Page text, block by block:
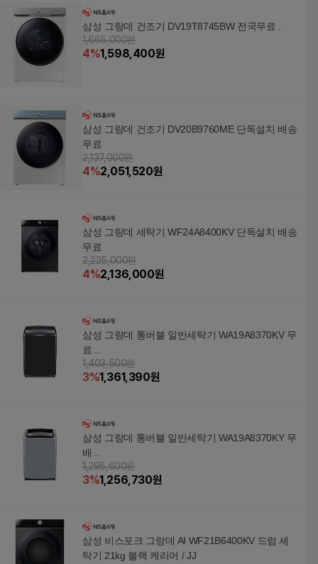
삼성 그랑데 건조기 DV19T8745BW 전국무료 .
1,665,000원
4%1,598,400원
삼성 그랑데 건조기 DV20B9760ME 단독설치 배송
무료
2,137,000원
4%2,051,520원
삼성 그랑데 세탁기 WF24A8400KV 단독설치 배송
무료
2,225,000원
4%2,136,000원
삼성 그랑데 통버블 일반세탁기 WA19A8370KV 무
료 ..
1,403,500원
3%1,361,390원
삼성 그랑데 통버블 일반세탁기 WA19A8370KY 무
배 ..
1,295,600원
3%1,256,730원
삼성 비스포크 그랑데 AI WF21B6400KV 드럼 세
탁기 21kg 블랙 케리어 / JJ